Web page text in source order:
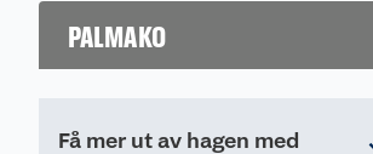
PALMAKO
Få mer ut av hagen med